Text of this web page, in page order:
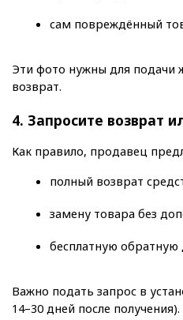
сам повреждённый
Эти фото нужны для подачи
возврат.
4. Запросите возврат
Как правило, продавец
полный возврат
замену товара без
бесплатную обратную
Важно подать запрос в
14–30 дней после получения).